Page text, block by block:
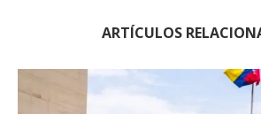
ARTÍCULOS